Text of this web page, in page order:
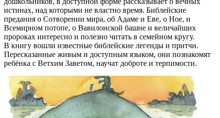
истинах, над которыми не властно время. Библейские
предания о Сотворении мира, об Адаме и Еве, о Ное, и
Всемирном потопе, о Вавилонской башне и величайших
пророках интересно и полезно читать в семейном кругу.
В книгу вошли известные библейские легенды и притчи.
Пересказанные живым и доступным языком, они познакомят
ребёнка с Ветхим Заветом, научат доброте и терпимости.